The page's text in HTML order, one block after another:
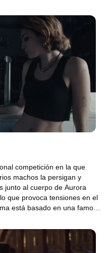
competición en la que
machos la persigan y
junto al cuerpo de Aurora
que provoca tensiones en el
está basado en una famosa